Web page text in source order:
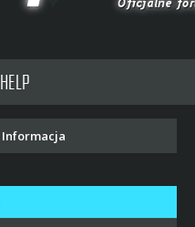
HELP
Informacja